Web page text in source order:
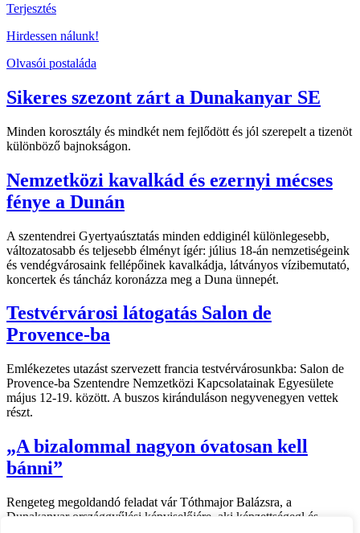
Terjesztés
Hirdessen nálunk!
Olvasói postaláda
Sikeres szezont zárt a Dunakanyar SE
Minden korosztály és mindkét nem fejlődött és jól szerepelt a tizenöt
különböző bajnokságon.
Nemzetközi kavalkád és ezernyi mécses
fénye a Dunán
A szentendrei Gyertyaúsztatás minden eddiginél különlegesebb,
változatosabb és teljesebb élményt ígér: július 18-án nemzetiségeink
és vendégvárosaink fellépőinek kavalkádja, látványos vízibemutató,
koncertek és táncház koronázza meg a Duna ünnepét.
Testvérvárosi látogatás Salon de
Provence-ba
Emlékezetes utazást szervezett francia testvérvárosunkba: Salon de
Provence-ba Szentendre Nemzetközi Kapcsolatainak Egyesülete
május 12-19. között. A buszos kiránduláson negyvenegyen vettek
részt.
„A bizalommal nagyon óvatosan kell
bánni”
Rengeteg megoldandó feladat vár Tóthmajor Balázsra, a
Dunakanyar országgyűlési képviselőjére, aki képzettségegl és